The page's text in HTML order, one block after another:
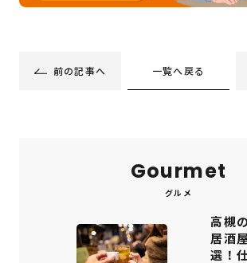
前の記事へ 一覧へ戻る
Gourmet
グルメ
高槻
居酒
選！